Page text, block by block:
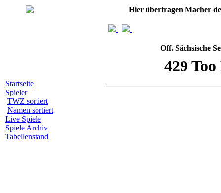
Startseite
Spieler
TWZ sortiert
Namen sortiert
Live Spiele
Spiele Archiv
Tabellenstand
Hier übertragen Macher
Off. Sächsische